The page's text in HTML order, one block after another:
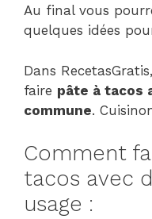
Au final vous
quelques idées
Dans
faire pâte à tacos
commune.
Comment
tacos avec
usage :